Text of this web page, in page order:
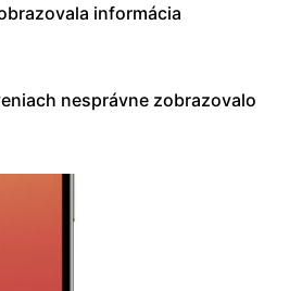
informácia
nesprávne zobrazovalo